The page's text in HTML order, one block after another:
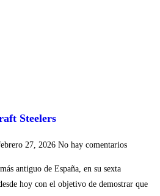
Steelers
27, 2026 No hay comentarios
antiguo de España, en su sexta
hoy con el objetivo de demostrar que